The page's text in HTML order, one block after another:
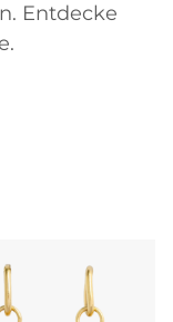
Entdecke